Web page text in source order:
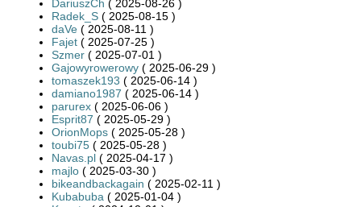
DariuszCh ( 2025-08-26 )
Radek_S ( 2025-08-15 )
daVe ( 2025-08-11 )
Fajet ( 2025-07-25 )
Szmer ( 2025-07-01 )
Gajowyrowerowy ( 2025-06-29 )
tomaszek193 ( 2025-06-14 )
damiano1987 ( 2025-06-14 )
parurex ( 2025-06-06 )
Esprit87 ( 2025-05-29 )
OrionMops ( 2025-05-28 )
toubi75 ( 2025-05-28 )
Navas.pl ( 2025-04-17 )
majlo ( 2025-03-30 )
bikeandbackagain ( 2025-02-11 )
Kubabuba ( 2025-01-04 )